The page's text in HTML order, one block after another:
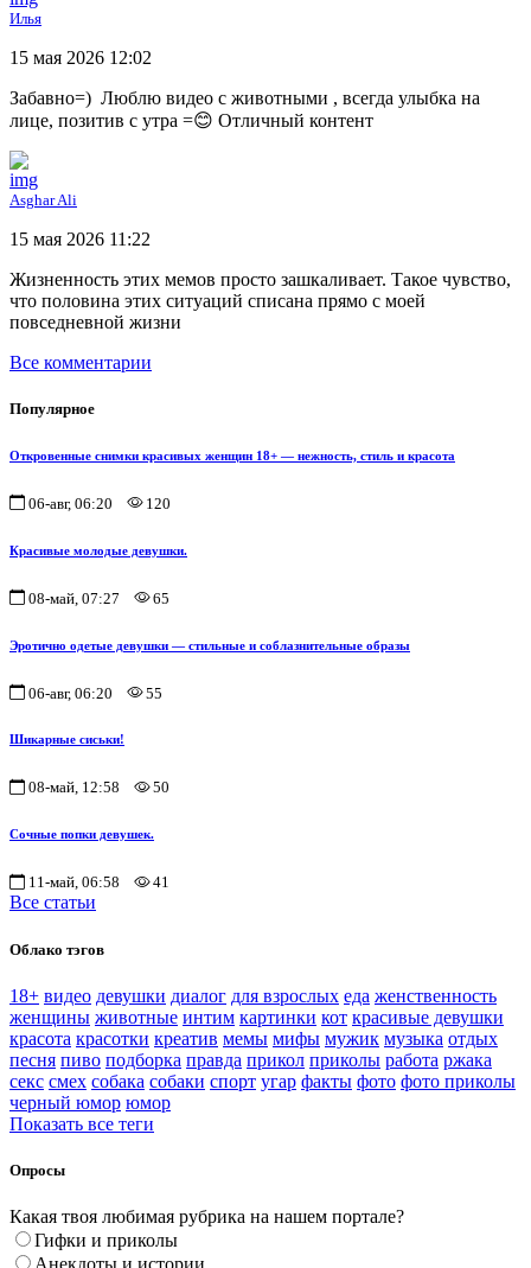
Илья
15 мая 2026 12:02
Забавно=) Люблю видео с животными , всегда улыбка на
лице, позитив с утра =😊 Отличный контент
Asghar Ali
15 мая 2026 11:22
Жизненность этих мемов просто зашкаливает. Такое чувство,
что половина этих ситуаций списана прямо с моей
повседневной жизни
Все комментарии
Популярное
Откровенные снимки красивых женщин 18+ — нежность, стиль и красота
06-авг, 06:20 120
Красивые молодые девушки.
08-май, 07:27 65
Эротично одетые девушки — стильные и соблазнительные образы
06-авг, 06:20 55
Шикарные сиськи!
08-май, 12:58 50
Сочные попки девушек.
11-май, 06:58 41
Все статьи
Облако тэгов
18+ видео девушки диалог для взрослых еда женственность
женщины животные интим картинки кот красивые девушки
красота красотки креатив мемы мифы мужик музыка отдых
песня пиво подборка правда прикол приколы работа ржака
секс смех собака собаки спорт угар факты фото фото приколы
черный юмор юмор
Показать все теги
Опросы
Какая твоя любимая рубрика на нашем портале?
Гифки и приколы
Анекдоты и истории